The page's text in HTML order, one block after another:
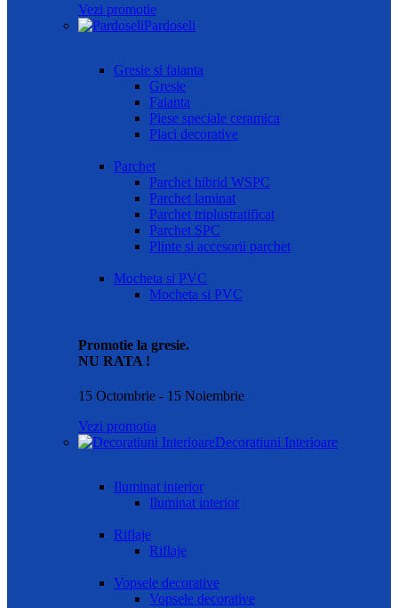
Vezi promotie
Pardoseli
Gresie si faianta
Gresie
Faianta
Piese speciale ceramica
Placi decorative
Parchet
Parchet hibrid WSPC
Parchet laminat
Parchet triplustratificat
Parchet SPC
Plinte si accesorii parchet
Mocheta si PVC
Mocheta si PVC
Promotie la gresie.
NU RATA !
15 Octombrie - 15 Noiembrie
Vezi promotia
Decoratiuni Interioare
Iluminat interior
Iluminat interior
Riflaje
Riflaje
Vopsele decorative
Vopsele decorative